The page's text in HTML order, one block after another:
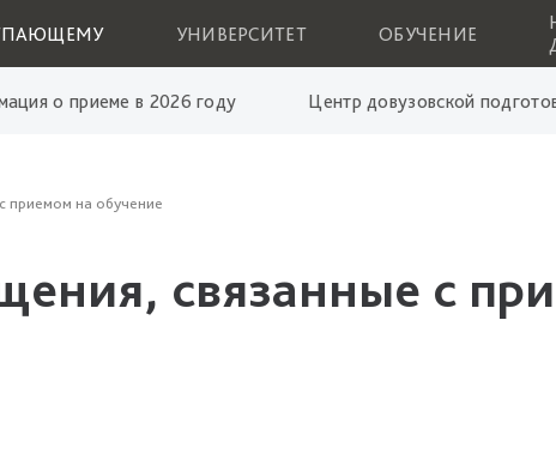
УНИВЕРСИТЕТ ОБУЧЕНИЕ
о приеме в 2026 году Центр довузовской
приемом на обучение
связанные с